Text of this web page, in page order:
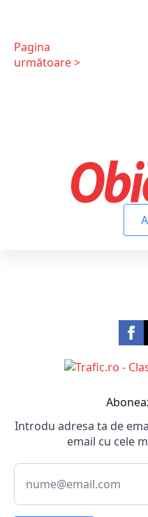
Pagina
următoare >
Introdu adresa ta de
email cu cele